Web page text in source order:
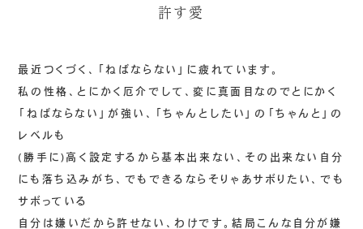
許す愛
最近つくづく、「ねばならない」に疲れています。
私の性格、とにかく厄介でして、変に真面目なのでとにかく
「ねばならない」が強い、「ちゃんとしたい」の「ちゃんと」の
レベルも
(勝手に)高く設定するから基本出来ない、その出来ない自分
にも落ち込みがち、でもできるならそりゃあサボりたい、でも
サボっている
自分は嫌いだから許せない、わけです。結局こんな自分が嫌